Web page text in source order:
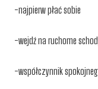
-najpierw płać sobie
-wejdź na ruchome
-współczynnik